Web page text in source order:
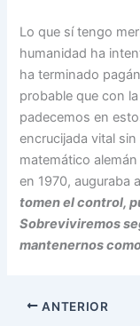
Lo que sí tengo
humanidad ha
ha terminado
probable que con
padecemos en
encrucijada vital
matemático
en 1970, auguraba
tomen el control,
Sobreviviremos
mantenernos
ANTERIOR